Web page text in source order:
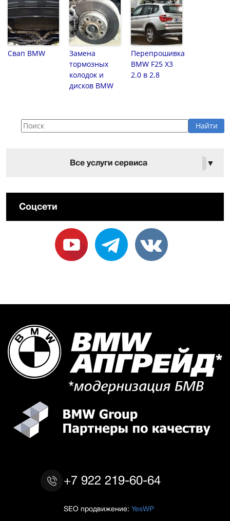
Свап BMW
Замена
тормозных
колодок и
дисков BMW
Перепрошивка
BMW F25 X3
2.0 в 2.8
Все услуги сервиса ▼
Соцсети
+7 922 219-60-64
SEO продвижение: YesWP